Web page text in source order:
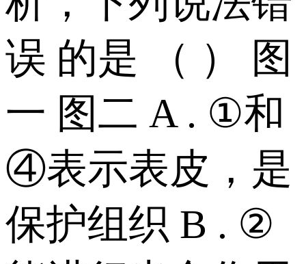
误 的是 （ ） 图
一 图二 A . ①和
④表示表皮，是
保护组织 B . ②